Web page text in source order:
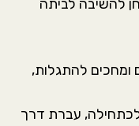
להשיבה לביתה
ומחכים להתגלות,
עברת דרך